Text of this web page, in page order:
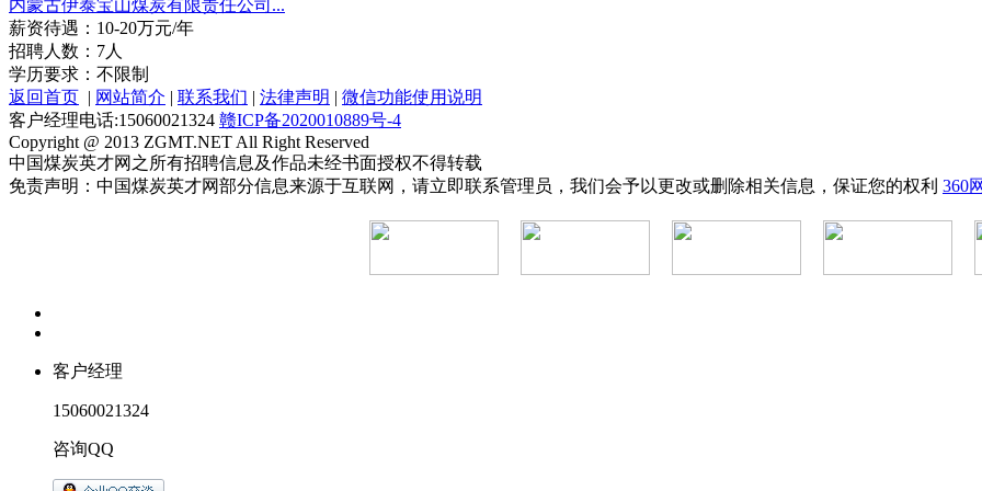
内蒙古伊泰宝山煤炭有限责任公司...
薪资待遇：10-20万元/年
招聘人数：7人
学历要求：不限制
返回首页 | 网站简介 | 联系我们 | 法律声明 | 微信功能使用说明
客户经理电话:15060021324 赣ICP备2020010889号-4
Copyright @ 2013 ZGMT.NET All Right Reserved
中国煤炭英才网之所有招聘信息及作品未经书面授权不得转载
免责声明：中国煤炭英才网部分信息来源于互联网，请立即联系管理员，我们会予以更改或删除相关信息，保证您的权利 360
客户经理
15060021324
咨询QQ